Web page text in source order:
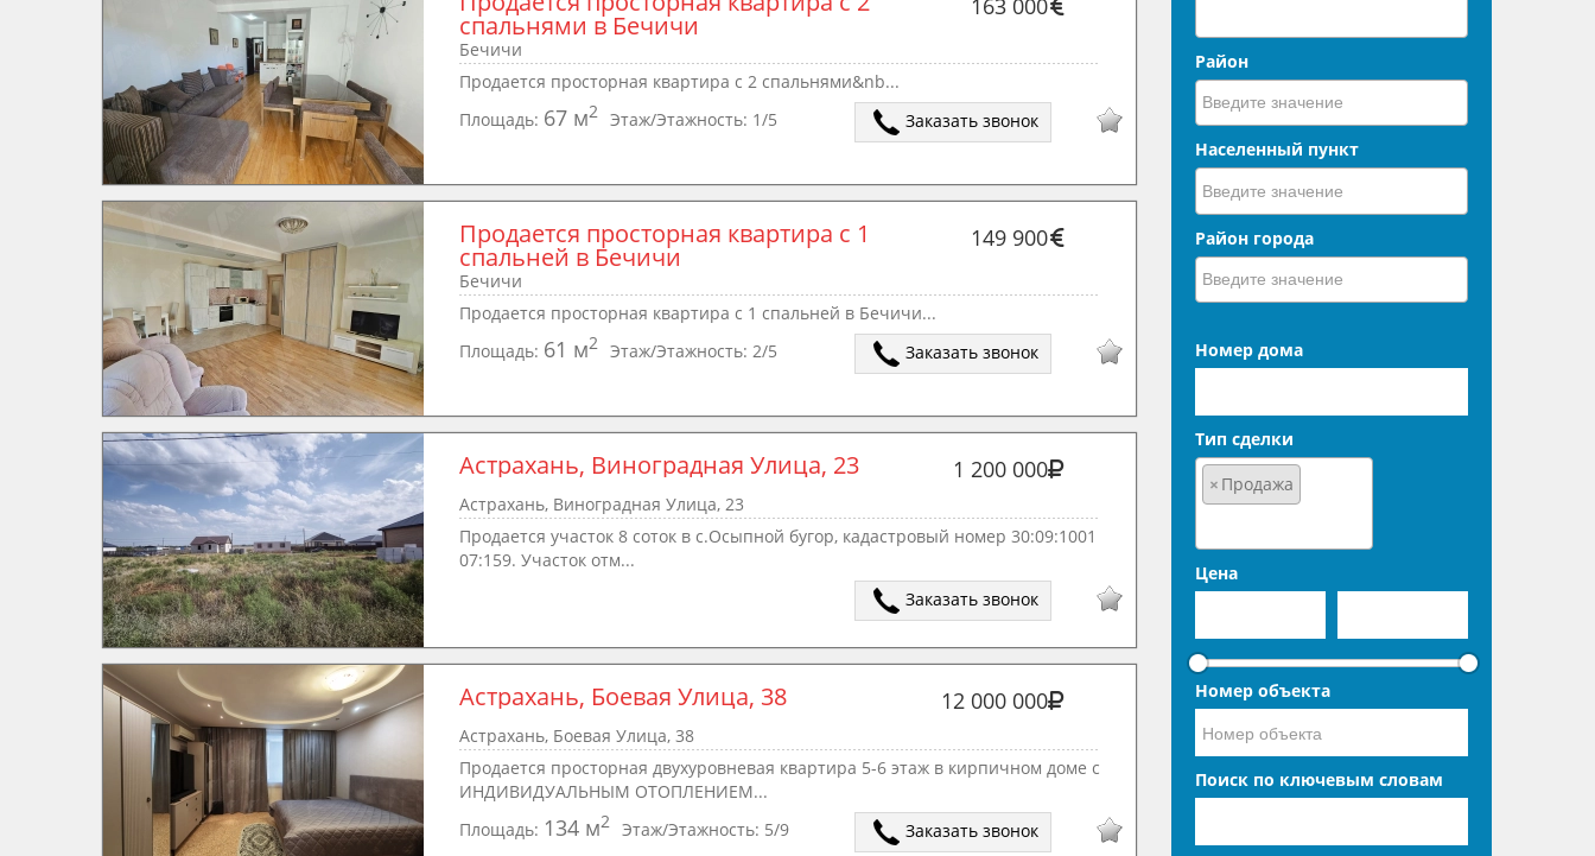
спальнями в Бечичи
Бечичи
Продается просторная квартира с 2 спальнями&nb...
Площадь: 67 м2 Этаж/Этажность: 1/5 Заказать звонок
Продается просторная квартира с 1
спальней в Бечичи
149 900
Бечичи
Продается просторная квартира с 1 спальней в Бечичи...
Площадь: 61 м2 Этаж/Этажность: 2/5 Заказать звонок
Астрахань, Виноградная Улица, 23 1 200 000
Астрахань, Виноградная Улица, 23
Продается участок 8 соток в с.Осыпной бугор, кадастровый номер 30:09:1001
07:159. Участок отм...
Заказать звонок
Астрахань, Боевая Улица, 38 12 000 000
Астрахань, Боевая Улица, 38
Продается просторная двухуровневая квартира 5-6 этаж в кирпичном доме с
ИНДИВИДУАЛЬНЫМ ОТОПЛЕНИЕМ...
Площадь: 134 м2 Этаж/Этажность: 5/9 Заказать звонок
Район
Населенный пункт
Район города
Номер дома
Тип сделки
× Продажа
Цена
Номер объекта
Поиск по ключевым словам